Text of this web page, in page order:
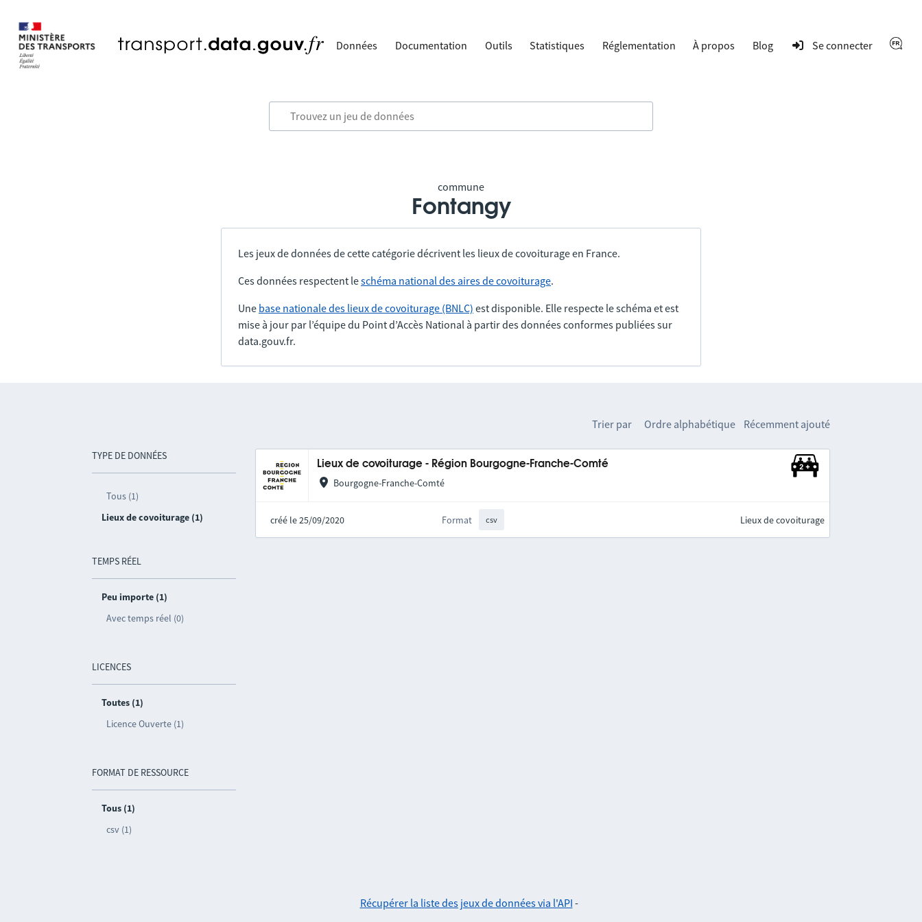
Données Documentation Outils Statistiques Réglementation À propos Blog Se connecter
commune
Fontangy
Les jeux de données de cette catégorie décrivent les lieux de covoiturage en France.
Ces données respectent leschéma national des aires de covoiturage.
Une base nationale des lieux de covoiturage (BNLC) est disponible. Elle respecte le schéma et est
mise à jour par l’équipe du Point d’Accès National à partir des données conformes publiées sur
data.gouv.fr.
TYPE DE DONNÉES
Tous (1)
Lieux de covoiturage (1)
TEMPS RÉEL
Peu importe (1)
Avec temps réel (0)
LICENCES
Toutes (1)
Licence Ouverte (1)
FORMAT DE RESSOURCE
Tous (1)
csv (1)
Trier par Ordre alphabétique Récemment ajouté
Lieux de covoiturage - Région Bourgogne-Franche-Comté
Bourgogne-Franche-Comté
créé le 25/09/2020 Format csv Lieux de covoiturage
Récupérer la liste des jeux de données via l'API -